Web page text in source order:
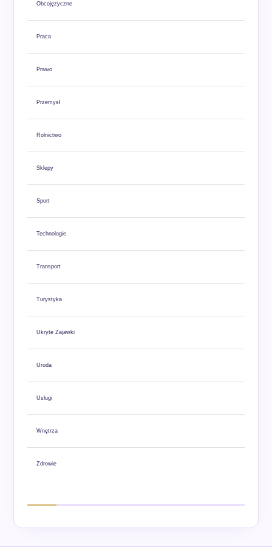
Obcojęzyczne
Praca
Prawo
Przemysł
Rolnictwo
Sklepy
Sport
Technologie
Transport
Turystyka
Ukryte Zajawki
Uroda
Usługi
Wnętrza
Zdrowie